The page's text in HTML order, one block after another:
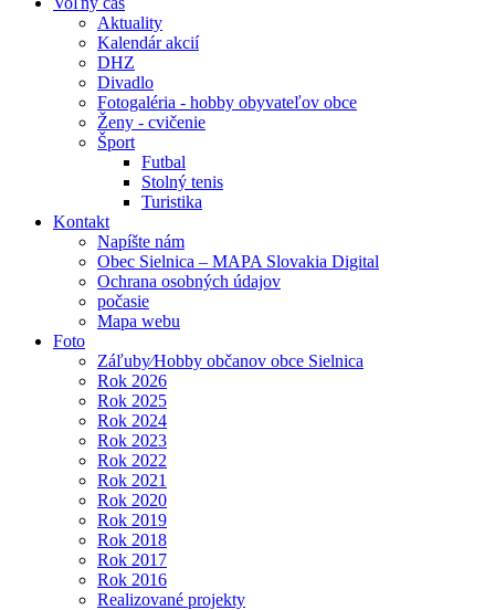
Aktuality
Kalendár akcií
DHZ
Divadlo
Fotogaléria - hobby obyvateľov obce
Ženy - cvičenie
Šport
Futbal
Stolný tenis
Turistika
Kontakt
Napíšte nám
Obec Sielnica – MAPA Slovakia Digital
Ochrana osobných údajov
počasie
Mapa webu
Foto
Záľuby⁄Hobby občanov obce Sielnica
Rok 2026
Rok 2025
Rok 2024
Rok 2023
Rok 2022
Rok 2021
Rok 2020
Rok 2019
Rok 2018
Rok 2017
Rok 2016
Realizované projekty